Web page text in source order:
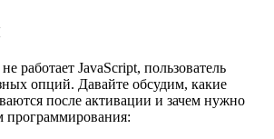
работает JavaScript, пользователь
опций. Давайте обсудим, какие
после активации и зачем нужно
программирования: